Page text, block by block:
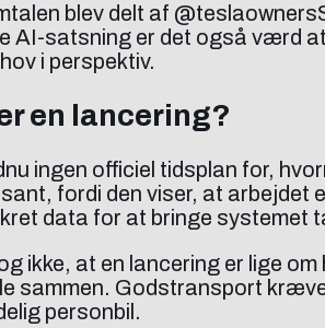
blev delt af
AI-satsning er det også værd
i perspektiv.
en lancering?
ingen officiel tidsplan for,
fordi den viser, at arbejdet
data for at bringe systemet
ikke, at en lancering er lige
sammen. Godstransport
personbil.